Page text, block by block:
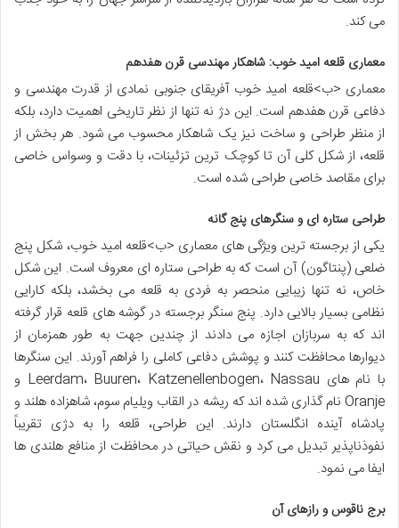
می کند.
معماری قلعه امید خوب: شاهکار مهندسی قرن هفدهم
معماری <ب>قلعه امید خوب آفریقای جنوبی نمادی از قدرت مهندسی و
دفاعی قرن هفدهم است. این دژ نه تنها از نظر تاریخی اهمیت دارد، بلکه
از منظر طراحی و ساخت نیز یک شاهکار محسوب می شود. هر بخش از
قلعه، از شکل کلی آن تا کوچک ترین تزئینات، با دقت و وسواس خاصی
برای مقاصد خاصی طراحی شده است.
طراحی ستاره ای و سنگرهای پنج گانه
یکی از برجسته ترین ویژگی های معماری <ب>قلعه امید خوب، شکل پنج
ضلعی (پنتاگون) آن است که به طراحی ستاره ای معروف است. این شکل
خاص، نه تنها زیبایی منحصر به فردی به قلعه می بخشد، بلکه کارایی
نظامی بسیار بالایی دارد. پنج سنگر برجسته در گوشه های قلعه قرار گرفته
اند که به سربازان اجازه می دادند از چندین جهت به طور همزمان از
دیوارها محافظت کنند و پوشش دفاعی کاملی را فراهم آورند. این سنگرها
با نام های Leerdam، Buuren، Katzenellenbogen، Nassau و
Oranje نام گذاری شده اند که ریشه در القاب ویلیام سوم، شاهزاده هلند و
پادشاه آینده انگلستان دارند. این طراحی، قلعه را به دژی تقریباً
نفوذناپذیر تبدیل می کرد و نقش حیاتی در محافظت از منافع هلندی ها
ایفا می نمود.
برج ناقوس و رازهای آن